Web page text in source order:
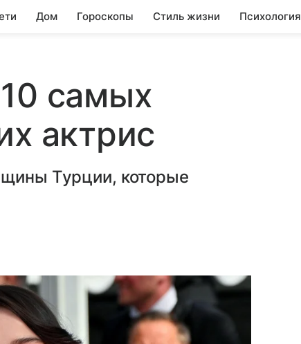
Дом Гороскопы Стиль жизни Психология
самых
актрис
Турции, которые